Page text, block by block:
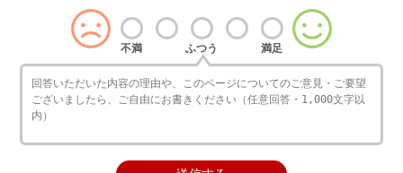
不満 ふつう 満足